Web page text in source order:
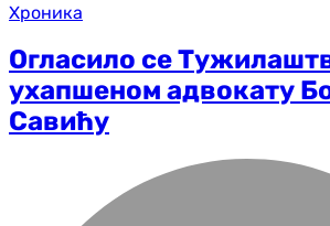
Хроника
Огласило се
ухапшеном адвокату
Савићу